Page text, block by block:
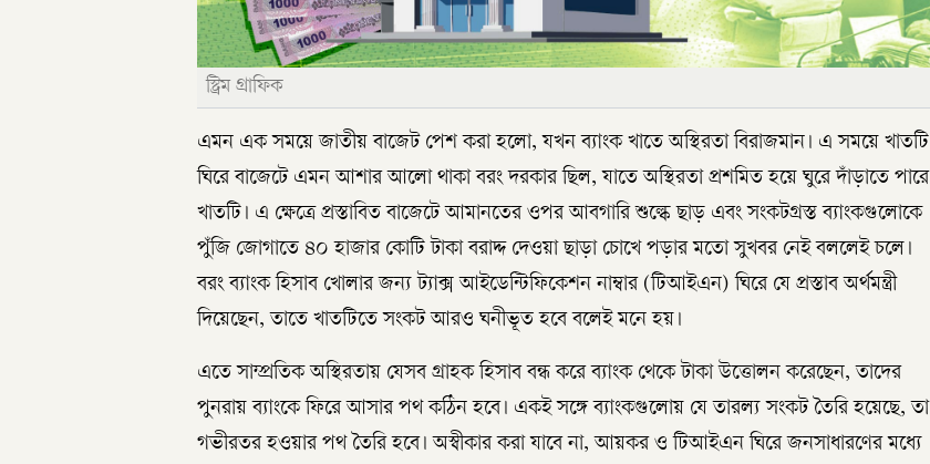
স্ট্রিম গ্রাফিক
এমন এক সময়ে জাতীয় বাজেট পেশ করা হলো, যখন ব্যাংক খাতে অস্থিরতা বিরাজমান। এ সময়ে খাতটি
ঘিরে বাজেটে এমন আশার আলো থাকা বরং দরকার ছিল, যাতে অস্থিরতা প্রশমিত হয়ে ঘুরে দাঁড়াতে পারে
খাতটি। এ ক্ষেত্রে প্রস্তাবিত বাজেটে আমানতের ওপর আবগারি শুল্কে ছাড় এবং সংকটগ্রস্ত ব্যাংকগুলোকে
পুঁজি জোগাতে ৪০ হাজার কোটি টাকা বরাদ্দ দেওয়া ছাড়া চোখে পড়ার মতো সুখবর নেই বললেই চলে।
বরং ব্যাংক হিসাব খোলার জন্য ট্যাক্স আইডেন্টিফিকেশন নাম্বার (টিআইএন) ঘিরে যে প্রস্তাব অর্থমন্ত্রী
দিয়েছেন, তাতে খাতটিতে সংকট আরও ঘনীভূত হবে বলেই মনে হয়।
এতে সাম্প্রতিক অস্থিরতায় যেসব গ্রাহক হিসাব বন্ধ করে ব্যাংক থেকে টাকা উত্তোলন করেছেন, তাদের
পুনরায় ব্যাংকে ফিরে আসার পথ কঠিন হবে। একই সঙ্গে ব্যাংকগুলোয় যে তারল্য সংকট তৈরি হয়েছে, তা
গভীরতর হওয়ার পথ তৈরি হবে। অস্বীকার করা যাবে না, আয়কর ও টিআইএন ঘিরে জনসাধারণের মধ্যে